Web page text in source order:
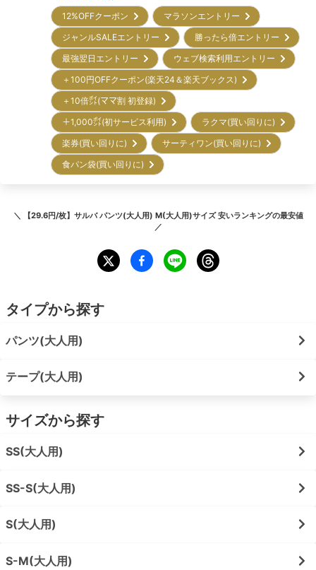
12%OFFクーポン
マラソンエントリー
ジャンルSALEエントリー
勝ったら倍エントリー
最強翌日エントリー
ウェブ検索利用エントリー
＋100円OFFクーポン(楽天24＆楽天ブックス)
＋10倍㌽(ママ割 初登録)
＋1,000㌽(初サービス利用)
ラクマ(買い回りに)
楽券(買い回りに)
サーティワン(買い回りに)
食パン袋(買い回りに)
＼ 【29.6円/枚】サルバ パンツ(大人用) M(大人用)サイズ 安いランキングの最安値
／
タイプから探す
パンツ(大人用)
テープ(大人用)
サイズから探す
SS(大人用)
SS-S(大人用)
S(大人用)
S-M(大人用)